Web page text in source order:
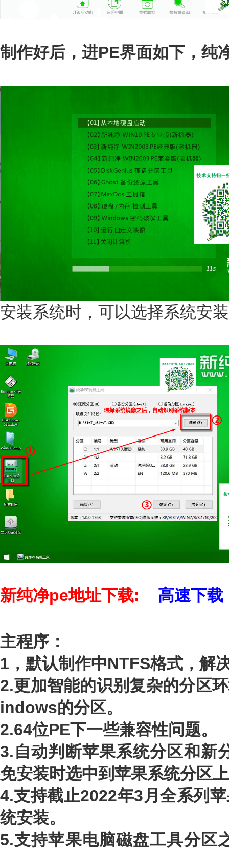
制作好后，进PE界面如下，纯
安装系统时，可以选择系统安
新纯净pe地址下载: 高速下载
主程序：
1，默认制作中NTFS格式，解
2.更加智能的识别复杂的分区
indows的分区。
2.64位PE下一些兼容性问题。
3.自动判断苹果系统分区和新
免安装时选中到苹果系统分区
4.支持截止2022年3月全系列
统安装。
5.支持苹果电脑磁盘工具分区